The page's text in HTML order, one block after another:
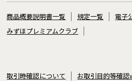
商品概要説明書一覧 規定一覧
電子
みずほプレミアムクラブ
取引時確認について
お取引目的等確認